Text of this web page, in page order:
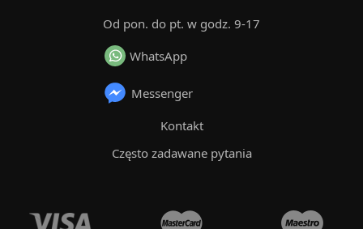
Od pon. do pt. w godz. 9-17
WhatsApp
Messenger
Kontakt
Często zadawane pytania